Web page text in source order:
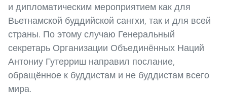
и дипломатическим мероприятием как для
Вьетнамской буддийской сангхи, так и для всей
страны. По этому случаю Генеральный
секретарь Организации Объединённых Наций
Антониу Гутерриш направил послание,
обращённое к буддистам и не буддистам всего
мира.